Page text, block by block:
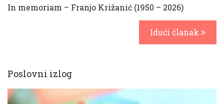
In memoriam – Franjo Križanić (1950 – 2026)
Idući članak
Poslovni izlog